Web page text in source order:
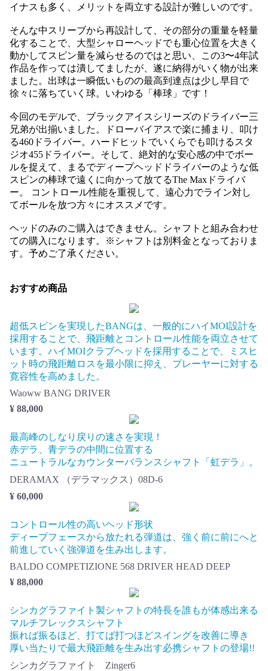
イナスも多く、メリットを両立する設計が難しいのです。
そんな中スリーブから再設計して、その部分の重量を軽量
化することで、大型シャローヘッドでも重心位置を大きく
動かしてスピン量を減らせるのではと思い、この3〜4年試
作品を作っては潰してましたが、遂に納得がいく物が出来
ました。出球は一瞬低いものの最高到達点は少し早目で
徐々に落ちていく球。いわゆる「棒球」です！
今回のモデルで、ブラックアイスシリーズのドライバー三
兄弟が出揃いました。ドローバイアスで楽に捕まり、叩け
る460ドライバー。ハードヒットでいくらでも叩けるスタ
ジオ455ドライバー。そして、絶対的な安心感の中でボー
ルを捉えて、まるでディープヘッドドライバーのような低
スピンの棒球で遠くに向かって放てるThe Maxドライバ
ー。 コントロール性能を重視して、遠心力でライン対し
てボールを放つ方々にオススメです。
ヘッドのみのご購入はできません。シャフトと組み合わせ
ての購入になります。※シャフトは別料金となっておりま
す。予めご了承ください。
おすすめ商品
超低スピンを実現したBANGは、一般的にハイMOI設計を
採用することで、飛距離とコントロール性能を両立させて
います。ハイMOIクラブヘッドを採用することで、ミスヒ
ット時の飛距離ロスを最小限に抑え、プレーヤーに対する
寛容性を高めました。
Waoww BANG DRIVER
¥ 88,000
最高峰のしなり戻りの速さを実現！
赤デラ、青デラの中間に位置する
ニュートラルなカウンターバランスシャフト「虹デラ」。
DERAMAX （デラマックス）08D-6
¥ 60,000
コントロール性の高いヘッド形状
ディープフェースから放たれる弾道は、強く前に前にへと
前進していく強弾道を生み出します。
BALDO COMPETIZIONE 568 DRIVER HEAD DEEP
¥ 88,000
シンカグラファイト製シャフトの特長を誰もが体感出来る
マルチフレックスシャフト
振れば振るほど、打てば打つほどスイングを改善に導き
厚い当たりで最大飛距離を生み出す必携シャフトの登場!!
シンカグラファイト Zinger6